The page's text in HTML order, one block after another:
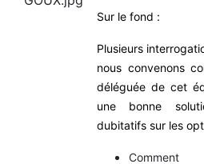
Sur le fond :
Plusieurs
nous convenons
déléguée de cet
une bonne
dubitatifs sur les
Comment